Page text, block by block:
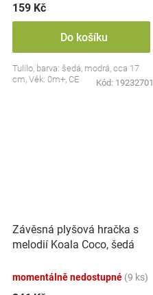
159 Kč
Do košíku
Tulilo, barva: šedá, modrá, cca 17
cm, Věk: 0m+, CE
Kód: 19232701
Závěsná plyšová hračka s
melodií Koala Coco, šedá
momentálně nedostupné (9 ks)